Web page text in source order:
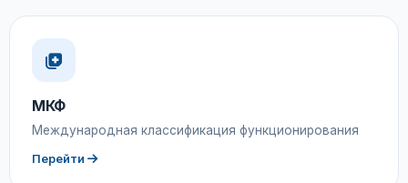
МКФ
Международная классификация функционирования
Перейти